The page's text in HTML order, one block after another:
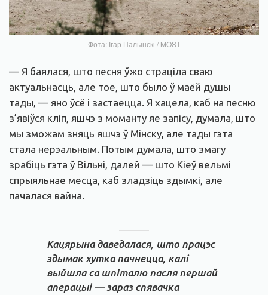
Фота: Ігар Палынскі / MOST
— Я баялася, што песня ўжо страціла сваю
актуальнасць, але тое, што было ў маёй душы
тады, — яно ўсё і застаецца. Я хацела, каб на песню
з’явіўся кліп, яшчэ з моманту яе запісу, думала, што
мы зможам зняць яшчэ ў Мінску, але тады гэта
стала нерэальным. Потым думала, што змагу
зрабіць гэта ў Вільні, далей — што Кіеў вельмі
спрыяльнае месца, каб зладзіць здымкі, але
пачалася вайна.
Кацярына даведалася, што працэс
здымак хутка пачнецца, калі
выйшла са шпіталю пасля першай
аперацыі — зараз спявачка